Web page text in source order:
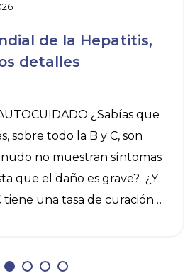
de la Hepatitis,
detalles
¿Sabías que
sobre todo la B y C, son
no muestran síntomas
que el daño es grave? ¿Y
tiene una tasa de curación
algunas medidas de